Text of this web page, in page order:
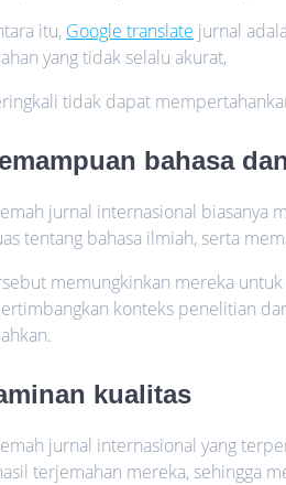
itu, Google translate jurnal
yang tidak selalu akurat,
tidak dapat
bahasa
jurnal internasional biasanya
tentang bahasa ilmiah, serta
memungkinkan mereka
konteks penelitian
kualitas
jurnal internasional yang
terjemahan mereka, sehingga